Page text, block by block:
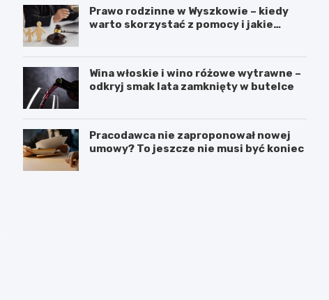
Prawo rodzinne w Wyszkowie – kiedy
warto skorzystać z pomocy i jakie
Wina włoskie i wino różowe wytrawne –
odkryj smak lata zamknięty w butelce
Pracodawca nie zaproponował nowej
umowy? To jeszcze nie musi być koniec